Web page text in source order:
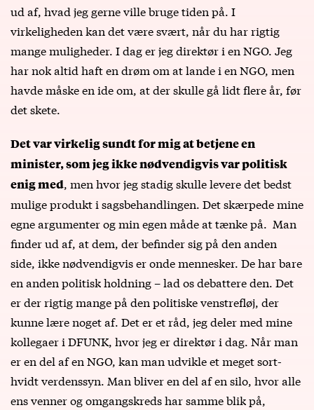
ud af, hvad jeg gerne ville bruge tiden på. I
virkeligheden kan det være svært, når du har rigtig
mange muligheder. I dag er jeg direktør i en NGO. Jeg
har nok altid haft en drøm om at lande i en NGO, men
havde måske en ide om, at der skulle gå lidt flere år, før
det skete.
Det var virkelig sundt for mig at betjene en
minister, som jeg ikke nødvendigvis var politisk
enig med, men hvor jeg stadig skulle levere det bedst
mulige produkt i sagsbehandlingen. Det skærpede mine
egne argumenter og min egen måde at tænke på. Man
finder ud af, at dem, der befinder sig på den anden
side, ikke nødvendigvis er onde mennesker. De har bare
en anden politisk holdning – lad os debattere den. Det
er der rigtig mange på den politiske venstrefløj, der
kunne lære noget af. Det er et råd, jeg deler med mine
kollegaer i DFUNK, hvor jeg er direktør i dag. Når man
er en del af en NGO, kan man udvikle et meget sort-
hvidt verdenssyn. Man bliver en del af en silo, hvor alle
ens venner og omgangskreds har samme blik på,